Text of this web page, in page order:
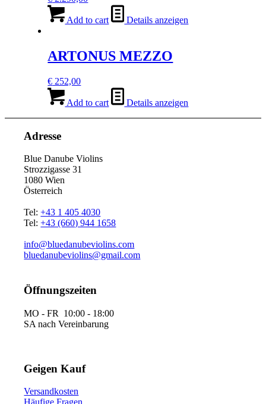
Add to cart Details anzeigen
ARTONUS MEZZO
€ 252,00
Add to cart Details anzeigen
Adresse
Blue Danube Violins
Strozzigasse 31
1080 Wien
Österreich
Tel:+43 1 405 4030
Tel:+43 (660) 944 1658
info@bluedanubeviolins.com
bluedanubeviolins@gmail.com
Öffnungszeiten
MO - FR 10:00 - 18:00
SA nach Vereinbarung
Geigen Kauf
Versandkosten